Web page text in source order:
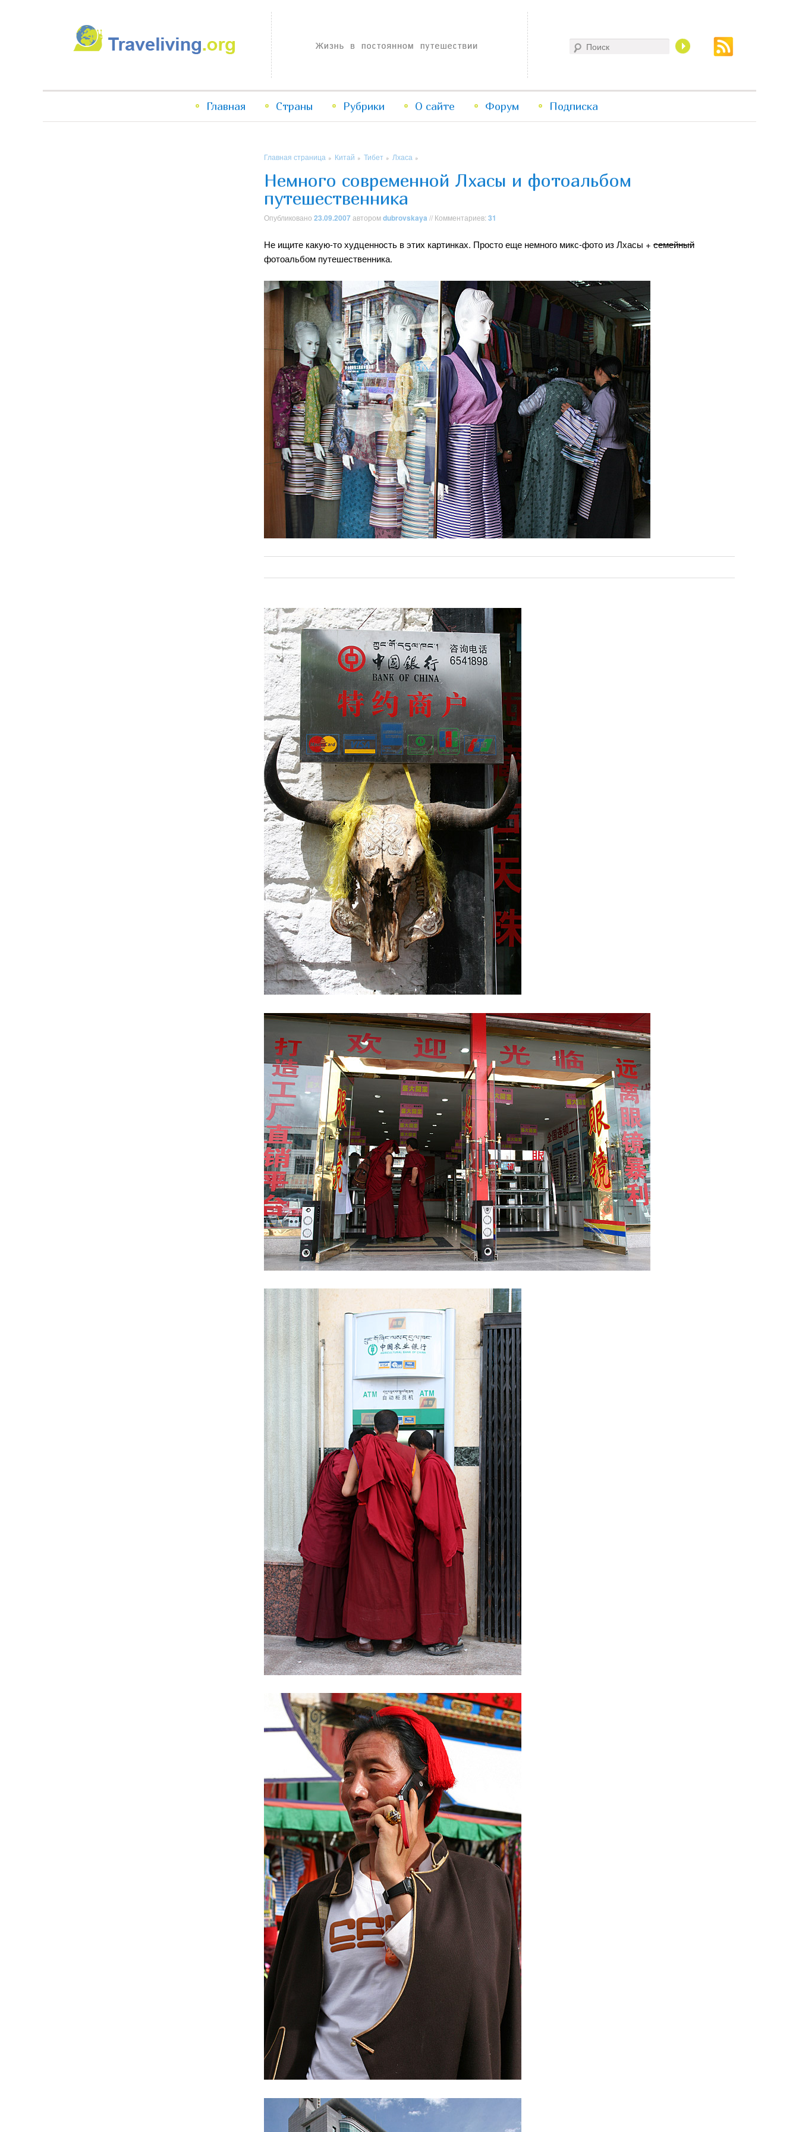
Traveliving
Жизнь в постоянном путешествии
Перейти
Перейти
Главная Страны Рубрики О сайте Форум Подписка
Главная страница » Китай » Тибет » Лхаса »
Немного современной Лхасы и фотоальбом
путешественника
Опубликовано 23.09.2007авторомdubrovskaya // Комментариев: 31
Не ищите какую-то худценность в этих картинках. Просто еще немного микс-фото из Лхасы + семейный
фотоальбом путешественника.